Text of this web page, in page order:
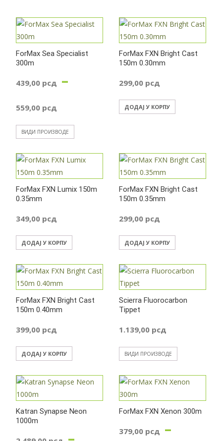
ForMax Sea Specialist
300m
439,00 рсд –
559,00 рсд
цена:
од
439,00 рсд
ВИДИ ПРОИЗВОДЕ
ForMax FXN Bright Cast
150m 0.30mm
299,00 рсд
ДОДАЈ У КОРПУ
ForMax FXN Lumix 150m
0.35mm
349,00 рсд
ДОДАЈ У КОРПУ
ForMax FXN Bright Cast
150m 0.35mm
299,00 рсд
ДОДАЈ У КОРПУ
ForMax FXN Bright Cast
150m 0.40mm
399,00 рсд
ДОДАЈ У КОРПУ
Scierra Fluorocarbon
Tippet
1.139,00 рсд
ВИДИ ПРОИЗВОДЕ
Katran Synapse Neon
1000m
ForMax FXN Xenon 300m
379,00 рсд –